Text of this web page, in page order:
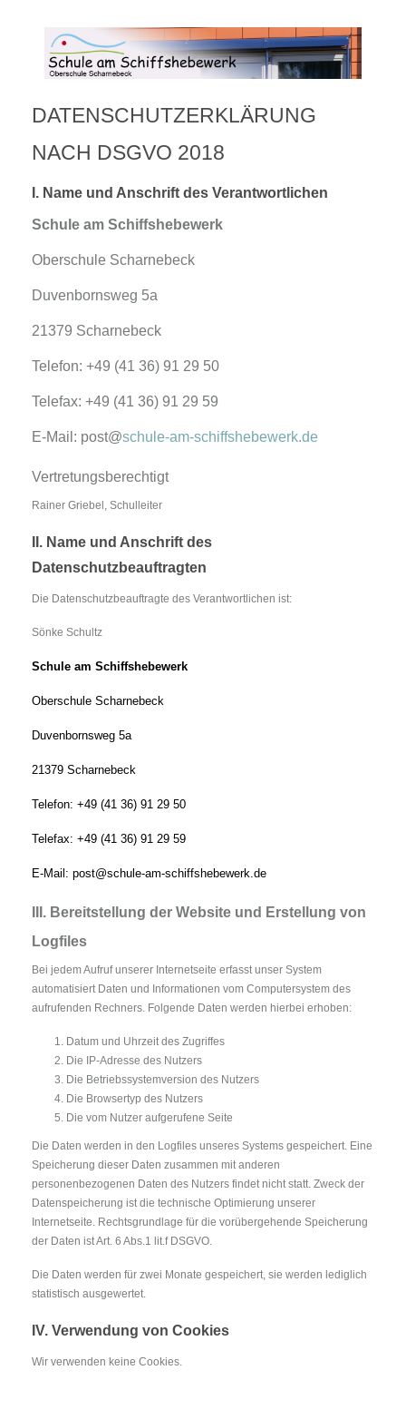
DATENSCHUTZERKLÄRUNG
NACH DSGVO 2018
I. Name und Anschrift des Verantwortlichen
Schule am Schiffshebewerk
Oberschule Scharnebeck
Duvenbornsweg 5a
21379 Scharnebeck
Telefon: +49 (41 36) 91 29 50
Telefax: +49 (41 36) 91 29 59
E-Mail: post@schule-am-schiffshebewerk.de
Vertretungsberechtigt
Rainer Griebel, Schulleiter
II. Name und Anschrift des
Datenschutzbeauftragten
Die Datenschutzbeauftragte des Verantwortlichen ist:
Sönke Schultz
Schule am Schiffshebewerk
Oberschule Scharnebeck
Duvenbornsweg 5a
21379 Scharnebeck
Telefon: +49 (41 36) 91 29 50
Telefax: +49 (41 36) 91 29 59
E-Mail: post@schule-am-schiffshebewerk.de
III. Bereitstellung der Website und Erstellung von
Logfiles
Bei jedem Aufruf unserer Internetseite erfasst unser System
automatisiert Daten und Informationen vom Computersystem des
aufrufenden Rechners. Folgende Daten werden hierbei erhoben:
Datum und Uhrzeit des Zugriffes
Die IP-Adresse des Nutzers
Die Betriebssystemversion des Nutzers
Die Browsertyp des Nutzers
Die vom Nutzer aufgerufene Seite
Die Daten werden in den Logfiles unseres Systems gespeichert. Eine
Speicherung dieser Daten zusammen mit anderen
personenbezogenen Daten des Nutzers findet nicht statt. Zweck der
Datenspeicherung ist die technische Optimierung unserer
Internetseite. Rechtsgrundlage für die vorübergehende Speicherung
der Daten ist Art. 6 Abs.1 lit.f DSGVO.
Die Daten werden für zwei Monate gespeichert, sie werden lediglich
statistisch ausgewertet.
IV. Verwendung von Cookies
Wir verwenden keine Cookies.